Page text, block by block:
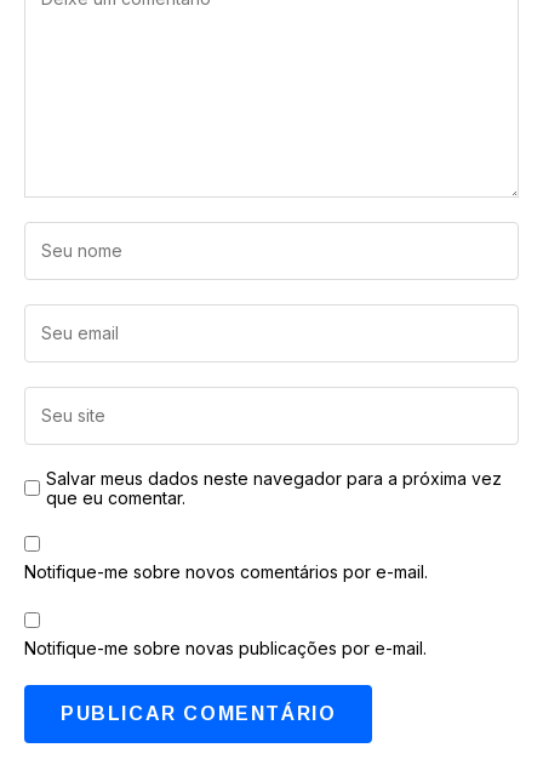
Salvar meus dados neste navegador para a próxima vez
que eu comentar.
Notifique-me sobre novos comentários por e-mail.
Notifique-me sobre novas publicações por e-mail.